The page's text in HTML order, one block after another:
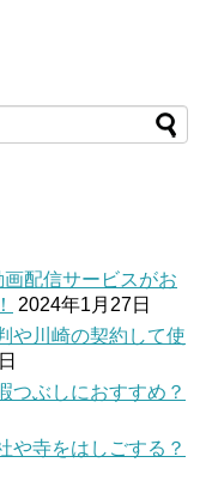
配信サービスがお
2024年1月27日
や川崎の契約して使
つぶしにおすすめ？
や寺をはしごする？